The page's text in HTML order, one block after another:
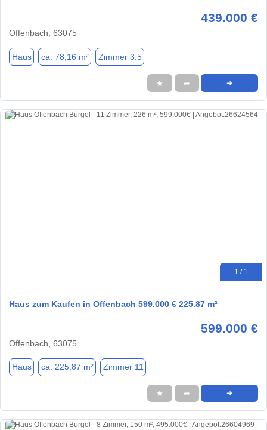
439.000 €
Offenbach, 63075
Haus ca. 78,16 m² Zimmer 3.5
★ ➦ ➜
1 / 1
Haus zum Kaufen in Offenbach 599.000 € 225.87 m²
599.000 €
Offenbach, 63075
Haus ca. 225,87 m² Zimmer 11
★ ➦ ➜